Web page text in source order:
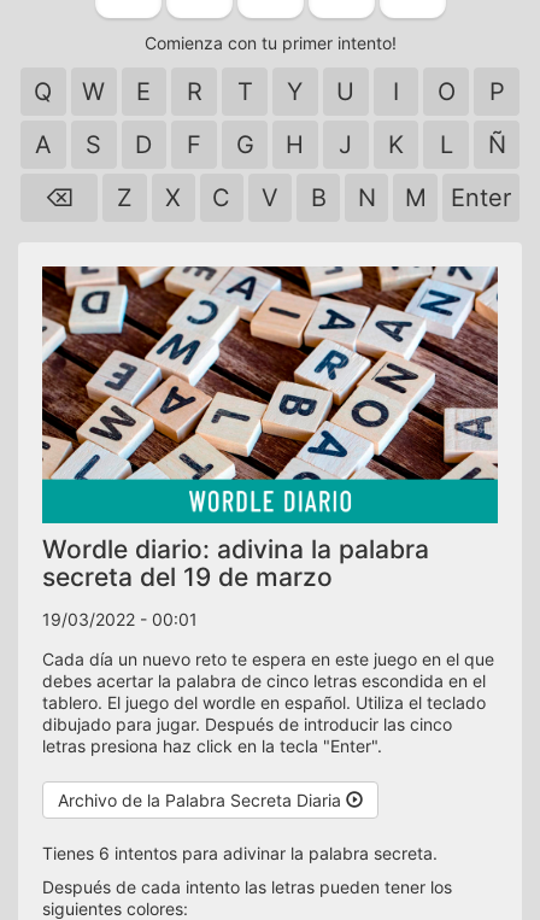
Comienza con tu primer intento!
Q W E R T Y U I O
P
A
S D F G H J K L
Ñ
⌫
Z X C V B N M Enter
Wordle diario: adivina la palabra
secreta del 19 de marzo
19/03/2022 - 00:01
Cada día un nuevo reto te espera en este juego en el que
debes acertar la palabra de cinco letras escondida en el
tablero. El juego del wordle en español. Utiliza el teclado
dibujado para jugar. Después de introducir las cinco
letras presiona haz click en la tecla "Enter".
Archivo de la Palabra Secreta Diaria
Tienes 6 intentos para adivinar la palabra secreta.
Después de cada intento las letras pueden tener los
siguientes colores: